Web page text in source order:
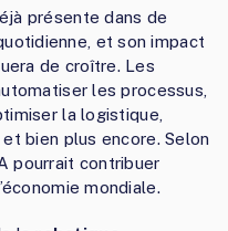
présente dans de
et son impact
de croître. Les
les processus,
la logistique,
bien plus encore. Selon
pourrait contribuer
mondiale.